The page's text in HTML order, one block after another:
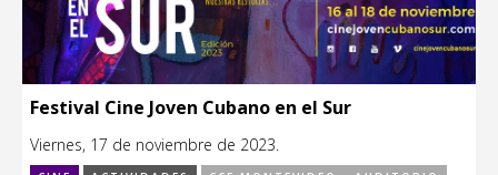
Festival Cine Joven Cubano en el Sur
Viernes, 17 de noviembre de 2023.